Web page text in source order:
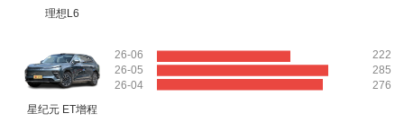
理想L6
星纪元 ET增程
26-06
26-05
26-04
222
285
276